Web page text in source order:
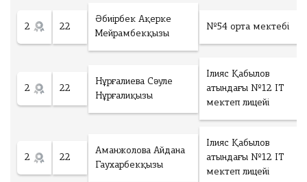
2 22
Әбиірбек Ақерке
Мейрамбекқызы
№54 орта мектебі
2 22
Нұрғалиева Сәуле
Нұрғалиқызы
Ілияс Қабылов
атындағы №12 ІТ
мектеп лицейі
2 22
Аманжолова Айдана
Гаухарбекқызы
Ілияс Қабылов
атындағы №12 ІТ
мектеп лицейі